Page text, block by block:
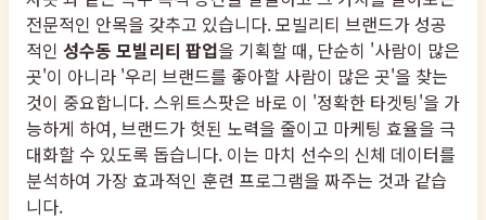
전문적인 안목을 갖추고 있습니다. 모빌리티 브랜드가 성공
적인 성수동 모빌리티 팝업을 기획할 때, 단순히 '사람이 많은
곳'이 아니라 '우리 브랜드를 좋아할 사람이 많은 곳'을 찾는
것이 중요합니다. 스위트스팟은 바로 이 '정확한 타겟팅'을 가
능하게 하여, 브랜드가 헛된 노력을 줄이고 마케팅 효율을 극
대화할 수 있도록 돕습니다. 이는 마치 선수의 신체 데이터를
분석하여 가장 효과적인 훈련 프로그램을 짜주는 것과 같습
니다.